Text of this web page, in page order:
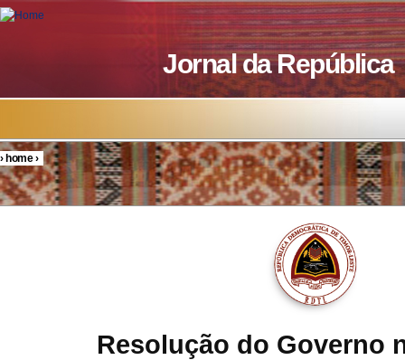
Skip to main content
Jornal da República
You are here
›home›
Resolução do Governo